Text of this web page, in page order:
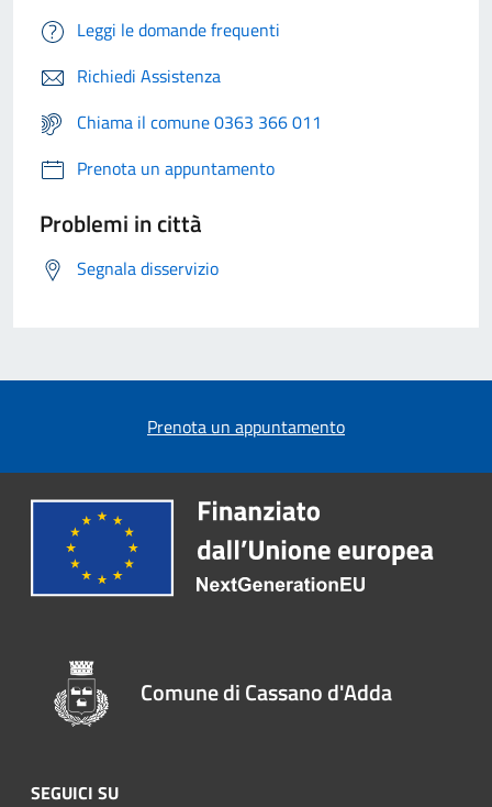
Leggi le domande frequenti
Richiedi Assistenza
Chiama il comune 0363 366 011
Prenota un appuntamento
Problemi in città
Segnala disservizio
Prenota un appuntamento
Comune di Cassano d'Adda
SEGUICI SU